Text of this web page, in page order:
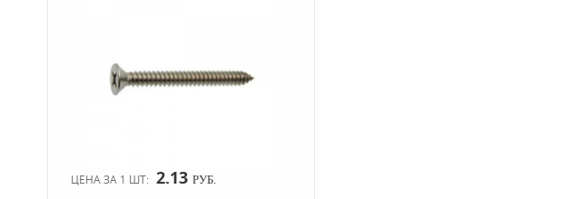
ЦЕНА ЗА 1 ШТ: 2.13 РУБ.